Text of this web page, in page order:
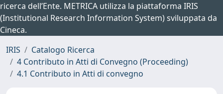
ricerca dell’Ente. METRICA utilizza la piattaforma IRIS
(Institutional Research Information System) sviluppata da
Cineca.
IRIS
Catalogo Ricerca
4 Contributo in Atti di Convegno (Proceeding)
4.1 Contributo in Atti di convegno